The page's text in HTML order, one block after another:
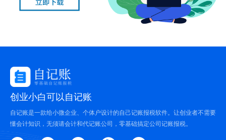
创业小白可以自记账
自记账是一款给小微企业、个体户设计的自己记账报税软件。让创业者不需要
懂会计知识，无须请会计和代记账公司，零基础搞定公司记账报税。